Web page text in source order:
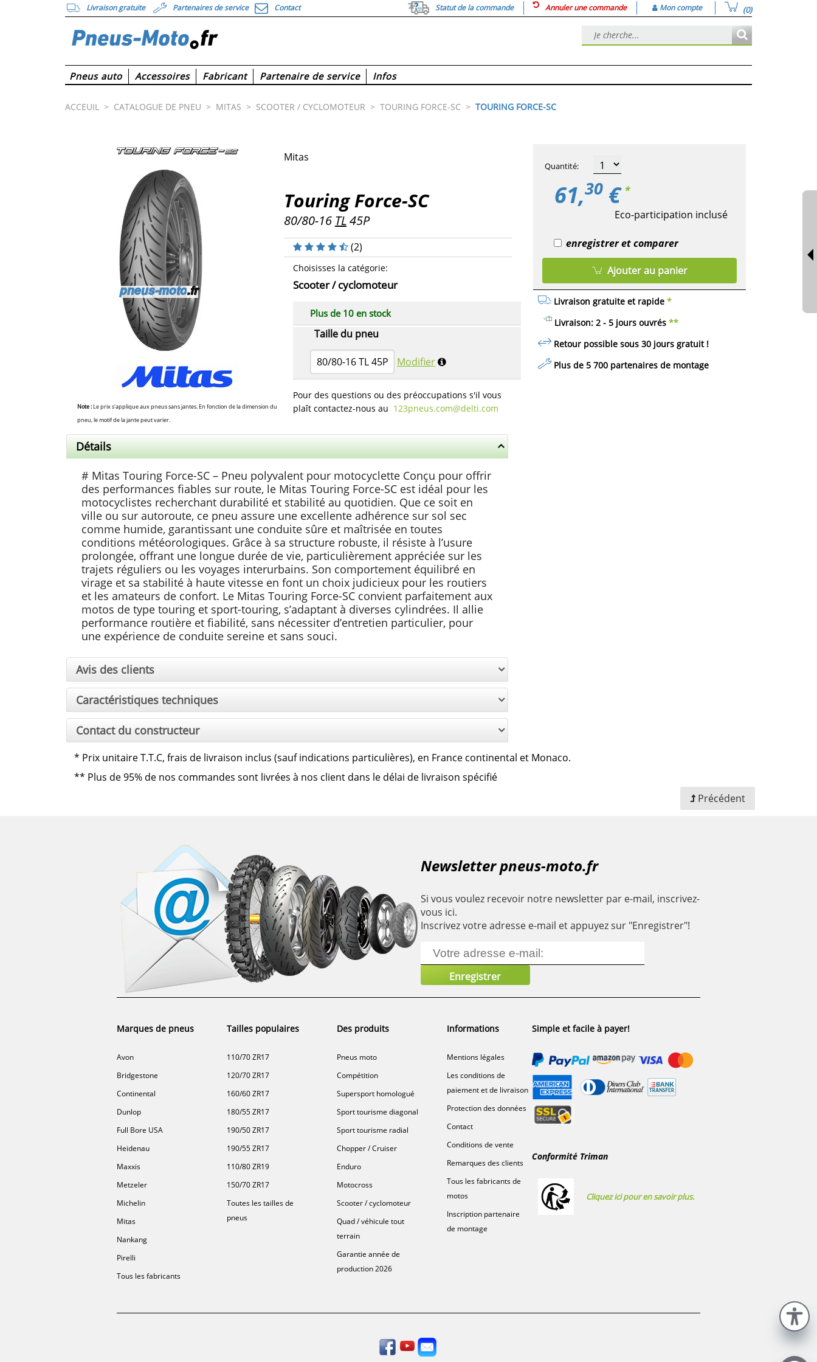
Livraison gratuite Partenaires de service Contact Statut de la commande Annuler une commande Mon compte (0)
Pneus auto Accessoires Fabricant Partenaire de service Infos
ACCEUIL > CATALOGUE DE PNEU > MITAS > SCOOTER / CYCLOMOTEUR > TOURING FORCE-SC > TOURING FORCE-SC
Note :Le prix s'applique aux pneus sans jantes. En fonction de la dimension du
pneu, le motif de la jante peut varier.
Mitas
Touring Force-SC
80/80-16 TL45P
Choisisses la catégorie:
Scooter / cyclomoteur
Taille du pneu
80/80-16 TL 45P Modifier
Plus de 10 en stock
(2)
Pour des questions ou des préoccupations s'il vous
plaît contactez-nous au 123pneus.com​@delti.com
61,30 € *
Eco-participation inclusé
Livraison gratuite et rapide *
Livraison: 2 - 5 jours ouvrés **
Retour possible sous 30 jours gratuit!
Plus de 5 700 partenaires de montage
Quantité:
enregistrer et comparer
Ajouter au panier
Détails
# Mitas Touring Force-SC – Pneu polyvalent pour motocyclette Conçu pour offrir
des performances fiables sur route, le Mitas Touring Force-SC est idéal pour les
motocyclistes recherchant durabilité et stabilité au quotidien. Que ce soit en
ville ou sur autoroute, ce pneu assure une excellente adhérence sur sol sec
comme humide, garantissant une conduite sûre et maîtrisée en toutes
conditions météorologiques. Grâce à sa structure robuste, il résiste à l’usure
prolongée, offrant une longue durée de vie, particulièrement appréciée sur les
trajets réguliers ou les voyages interurbains. Son comportement équilibré en
virage et sa stabilité à haute vitesse en font un choix judicieux pour les routiers
et les amateurs de confort. Le Mitas Touring Force-SC convient parfaitement aux
motos de type touring et sport-touring, s’adaptant à diverses cylindrées. Il allie
performance routière et fiabilité, sans nécessiter d’entretien particulier, pour
une expérience de conduite sereine et sans souci.
Avis des clients
Caractéristiques techniques
Contact du constructeur
* Prix unitaire T.T.C, frais de livraison inclus (sauf indications particulières), en France continental et Monaco.
** Plus de 95% de nos commandes sont livrées à nos client dans le délai de livraison spécifié
Précédent
Newsletter pneus-moto.fr
Si vous voulez recevoir notre newsletter par e-mail, inscrivez-
vous ici.
Inscrivez votre adresse e-mail et appuyez sur "Enregistrer"!
Marques de pneus
Avon
Bridgestone
Continental
Dunlop
Full Bore USA
Heidenau
Maxxis
Metzeler
Michelin
Mitas
Nankang
Pirelli
Tous les fabricants
Tailles populaires
110/70 ZR17
120/70 ZR17
160/60 ZR17
180/55 ZR17
190/50 ZR17
190/55 ZR17
110/80 ZR19
150/70 ZR17
Toutes les tailles de
pneus
Des produits
Pneus moto
Compétition
Supersport homologué
Sport tourisme diagonal
Sport tourisme radial
Chopper / Cruiser
Enduro
Motocross
Scooter / cyclomoteur
Quad / véhicule tout
terrain
Garantie année de
production 2026
Informations
Mentions légales
Les conditions de
paiement et de livraison
Protection des données
Contact
Conditions de vente
Remarques des clients
Tous les fabricants de
motos
Inscription partenaire
de montage
Simple et facile à payer!
Conformité Triman
Cliquez ici pour en savoir plus.